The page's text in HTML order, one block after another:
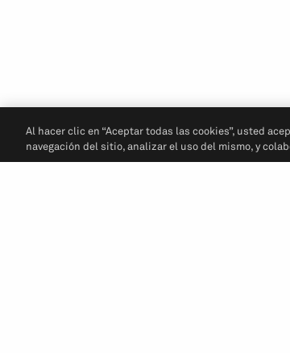
Al hacer clic en “Aceptar todas las cookies”, usted
navegación del sitio, analizar el uso del mismo, y